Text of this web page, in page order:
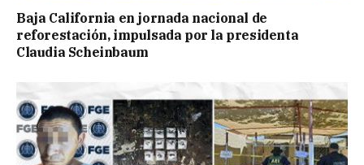
Baja California en jornada nacional de
reforestación, impulsada por la presidenta
Claudia Scheinbaum